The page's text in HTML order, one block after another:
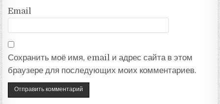
Email
Сохранить моё имя, email и адрес сайта в этом
браузере для последующих моих комментариев.